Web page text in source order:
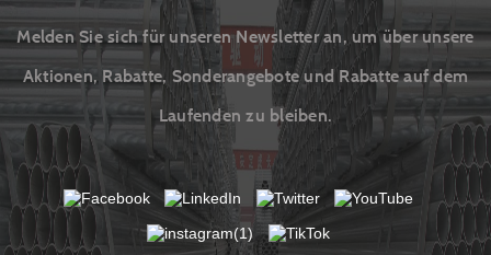
Melden Sie sich für unseren Newsletter an, um über unsere
Aktionen, Rabatte, Sonderangebote und Rabatte auf dem
Laufenden zu bleiben.